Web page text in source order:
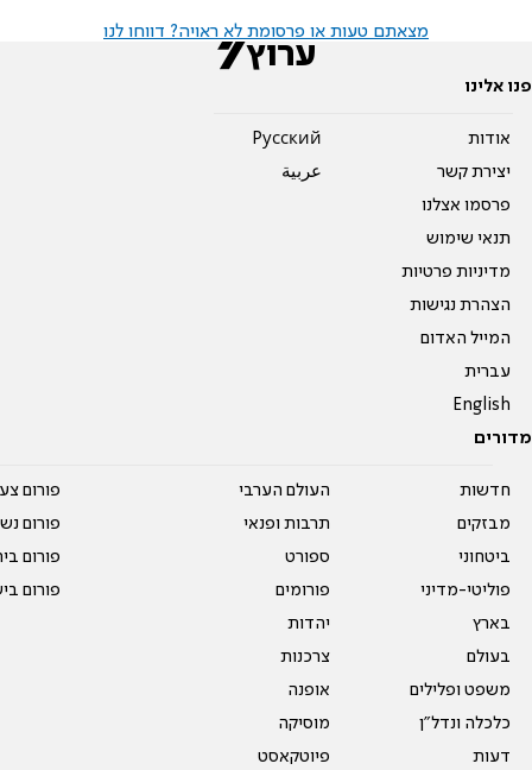
מצאתם טעות או פרסומת לא ראויה? דווחו לנו
פנו אלינו
אודות
יצירת קשר
פרסמו אצלנו
תנאי שימוש
מדיניות פרטיות
הצהרת נגישות
המייל האדום
עברית
English
Pусский
عربية
מדורים
חדשות
מבזקים
ביטחוני
פוליטי-מדיני
בארץ
בעולם
משפט ופלילים
כלכלה ונדל"ן
דעות
העולם הערבי
תרבות ופנאי
ספורט
פורומים
יהדות
צרכנות
אופנה
מוסיקה
פיוטקאסט
פורום
פורום
פורום
פורום